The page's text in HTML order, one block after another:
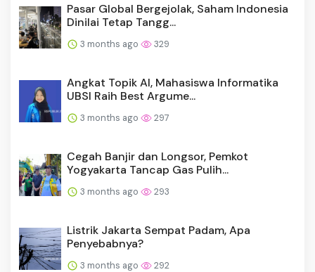
Pasar Global Bergejolak, Saham Indonesia
Dinilai Tetap Tangg...
3 months ago 329
Angkat Topik AI, Mahasiswa Informatika
UBSI Raih Best Argume...
3 months ago 297
Cegah Banjir dan Longsor, Pemkot
Yogyakarta Tancap Gas Pulih...
3 months ago 293
Listrik Jakarta Sempat Padam, Apa
Penyebabnya?
3 months ago 292